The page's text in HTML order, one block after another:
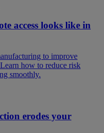
access looks like in
to improve
how to reduce risk
smoothly.
erodes your